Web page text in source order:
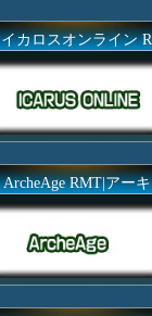
イカロスオンライン R
ArcheAge RMT|アーキ